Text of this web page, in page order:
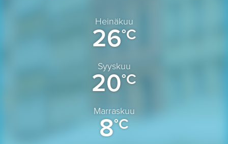
Heinäkuu
26°C
Syyskuu
20°C
Marraskuu
8°C